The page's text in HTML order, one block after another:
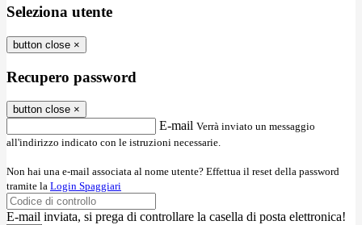
Seleziona utente
button close ×
Recupero password
button close ×
E-mail Verrà inviato un messaggio
all'indirizzo indicato con le istruzioni necessarie.
Non hai una e-mail associata al nome utente? Effettua il reset della password
tramite la Login Spaggiari
E-mail inviata, si prega di controllare la casella di posta elettronica!